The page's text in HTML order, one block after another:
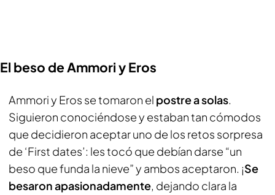
El beso de Ammori y Eros
Ammori y Eros se tomaron el postre a solas.
Siguieron conociéndose y estaban tan cómodos
que decidieron aceptar uno de los retos sorpresa
de ‘First dates’: les tocó que debían darse “un
beso que funda la nieve” y ambos aceptaron. ¡Se
besaron apasionadamente, dejando clara la